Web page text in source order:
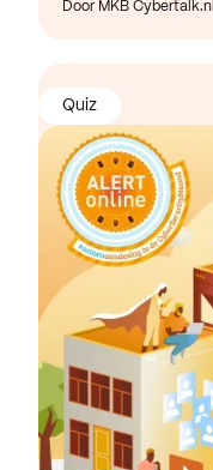
Door MKB Cybertalk.nl
Quiz